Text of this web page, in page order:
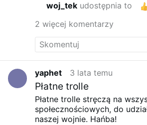
woj_tekudostępnia to
2 więcej komentarzy
yaphet 3 lata temu
Płatne trolle
Płatne trolle stręczą na
społecznościowych, do
naszej wojnie. Hańba!